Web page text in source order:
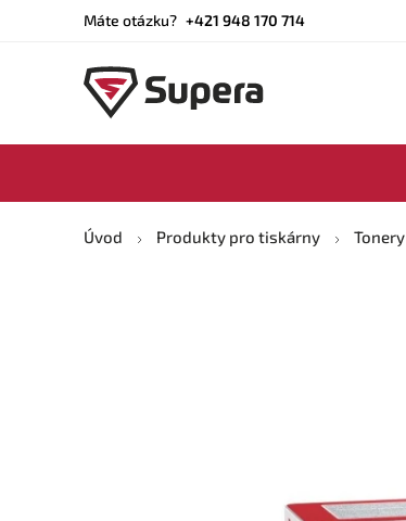
Máte otázku? +421 948 170 714
Úvod Produkty pro tiskárny Tonery